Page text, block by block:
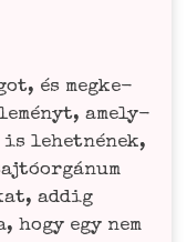
és meg­ke­
ame­ly­
is lehet­né­nek,
addig
hogy egy nem